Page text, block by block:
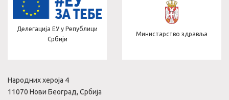
Делегација ЕУ у Републици
Србији
Министарство здравља
Народних хероја 4
11070 Нови Београд, Србија